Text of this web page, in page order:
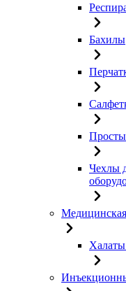
Бахилы
Чехлы